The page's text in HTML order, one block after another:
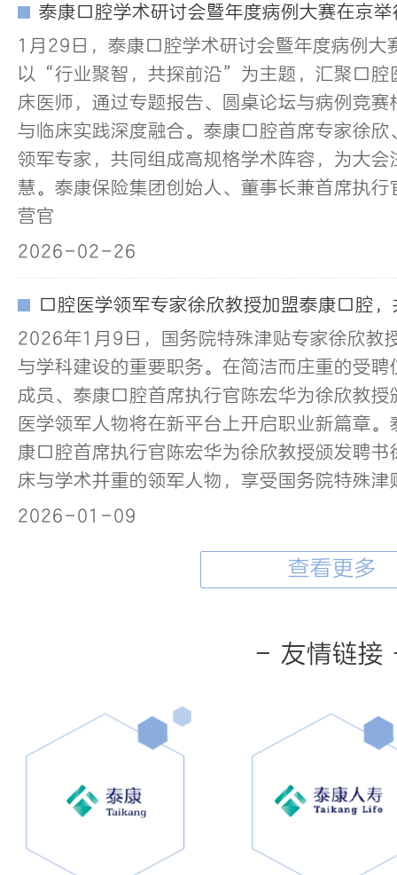
泰康口腔学术研讨会暨年度病例大赛在京举
1月29日，泰康口腔学术研讨会暨年度病例大
以“行业聚智，共探前沿”为主题，汇聚口腔
床医师，通过专题报告、圆桌论坛与病例竞
与临床实践深度融合。泰康口腔首席专家徐
领军专家，共同组成高规格学术阵容，为大
慧。泰康保险集团创始人、董事长兼首席执
营官
2026-02-26
口腔医学领军专家徐欣教授加盟泰康口腔
2026年1月9日，国务院特殊津贴专家徐欣教
与学科建设的重要职务。在简洁而庄重的受
成员、泰康口腔首席执行官陈宏华为徐欣教
医学领军人物将在新平台上开启职业新篇章
康口腔首席执行官陈宏华为徐欣教授颁发聘
床与学术并重的领军人物，享受国务院特殊
2026-01-09
查看更多
- 友情链